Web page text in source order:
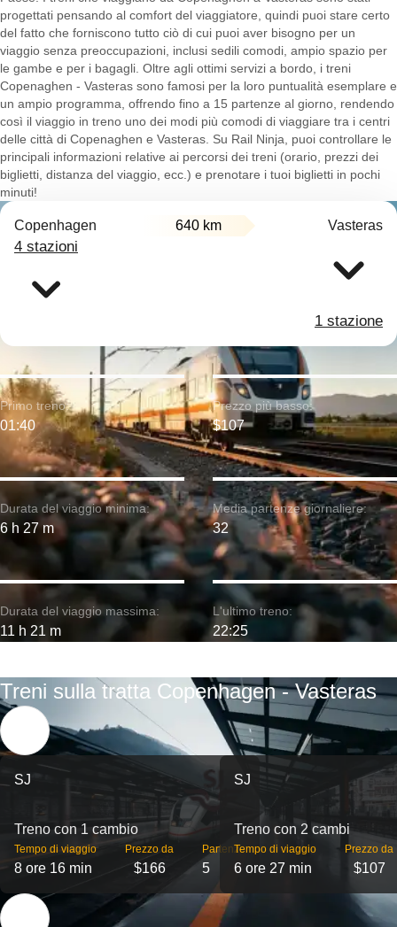
progettati pensando al comfort del viaggiatore, quindi puoi stare certo
del fatto che forniscono tutto ciò di cui puoi aver bisogno per un
viaggio senza preoccupazioni, inclusi sedili comodi, ampio spazio per
le gambe e per i bagagli. Oltre agli ottimi servizi a bordo, i treni
Copenaghen - Vasteras sono famosi per la loro puntualità esemplare e
un ampio programma, offrendo fino a 15 partenze al giorno, rendendo
così il viaggio in treno uno dei modi più comodi di viaggiare tra i centri
delle città di Copenaghen e Vasteras. Su Rail Ninja, puoi controllare le
principali informazioni relative ai percorsi dei treni (orario, prezzi dei
biglietti, distanza del viaggio, ecc.) e prenotare i tuoi biglietti in pochi
minuti!
Copenhagen 640 km Vasteras
4 stazioni
1 stazione
Durata del viaggio minima:
6 h 27 m
Primo treno:
01:40
Durata del viaggio massima:
11 h 21 m
Prezzo più basso:
$107
Media partenze giornaliere:
32
L'ultimo treno:
22:25
Treni sulla tratta Copenhagen - Vasteras
SJ
Treno con 1 cambio
Tempo di viaggio
8 ore 16 min
Prezzo da
$166
Partenze
5
SJ
Treno con 2 cambi
Tempo di viaggio
6 ore 27 min
Prezzo da
$107